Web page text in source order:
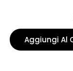
Aggiungi Al